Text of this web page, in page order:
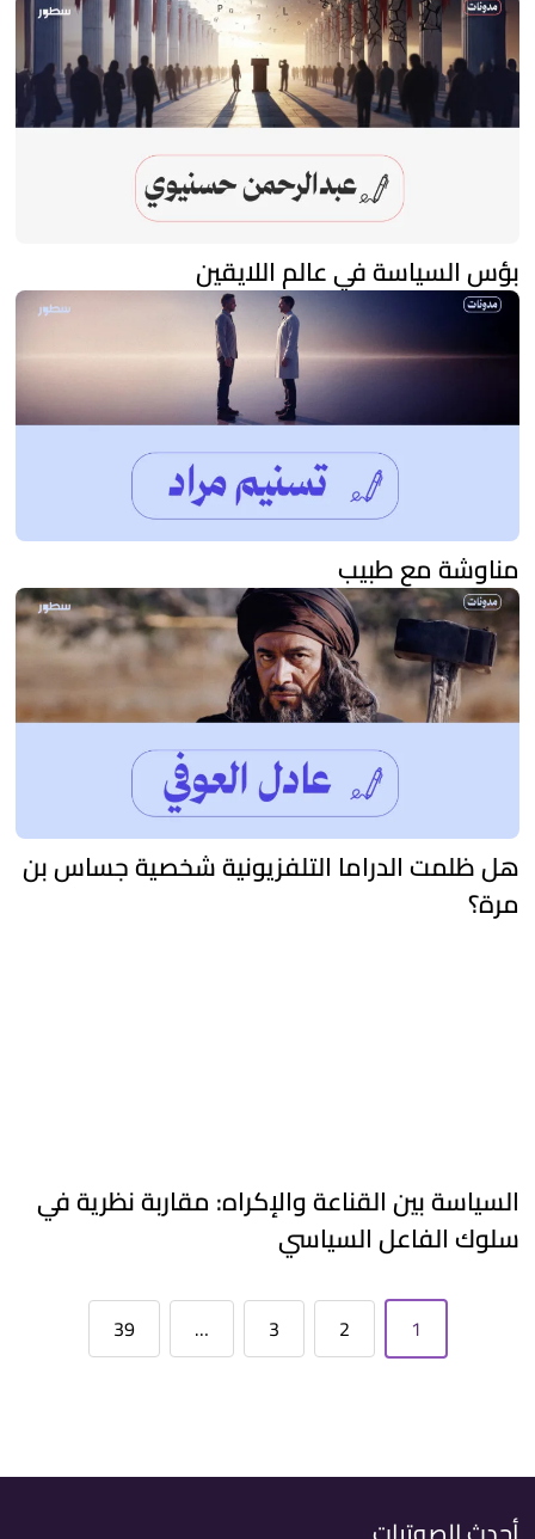
بؤس السياسة في عالم اللايقين
مناوشة مع طبيب
هل ظلمت الدراما التلفزيونية شخصية جساس بن
مرة؟
السياسة بين القناعة والإكراه: مقاربة نظرية في
سلوك الفاعل السياسي
1
2
3
…
39